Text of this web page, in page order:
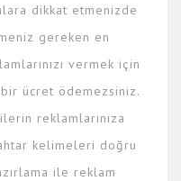
dikkat etmenizde
gereken en
vermek için
ücret ödemezsiniz.
reklamlarınıza
kelimeleri doğru
ile reklam